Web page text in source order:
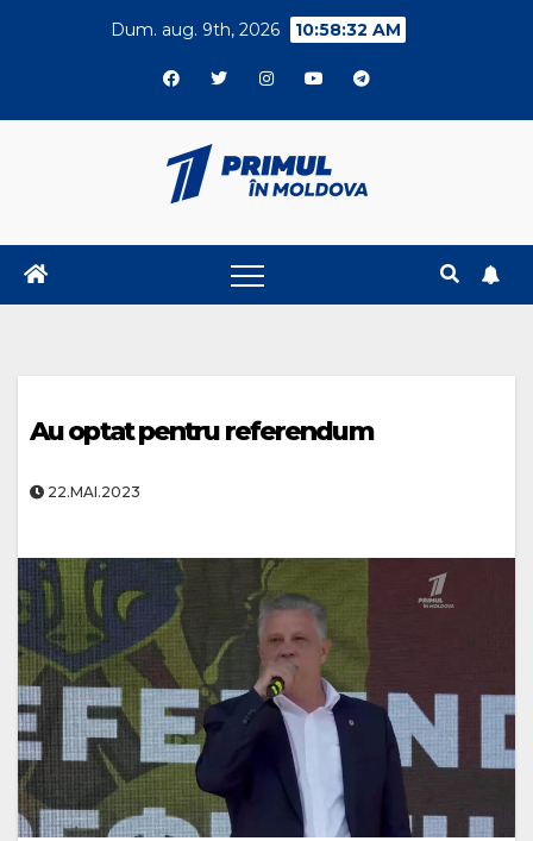
Dum. aug. 9th, 2026 10:58:33 AM
Au optat pentru referendum
22.MAI.2023